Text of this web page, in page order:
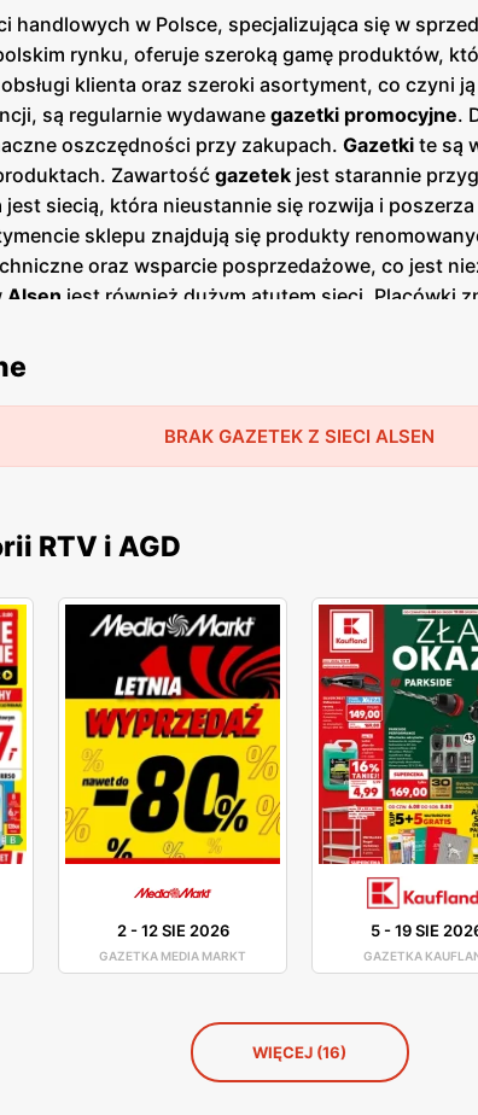
handlowych w Polsce, specjalizująca się w
rynku, oferuje szeroką gamę produktów,
klienta oraz szeroki asortyment, co czyni
są regularnie wydawane gazetki promocyjne.
oszczędności przy zakupach. Gazetki te są
Zawartość gazetek jest starannie
jest siecią, która nieustannie się rozwija i
sklepu znajdują się produkty
oraz wsparcie posprzedażowe, co jest
Alsen jest również dużym atutem sieci. Placówki
mając możliwość odwiedzenia placówek
i wsparcie lokalnych społeczności. Poprzez
gospodarki. Klienci mogą liczyć na atrakcyjne
BRAK GAZETEK Z SIECI ALSEN
RTV i AGD
2-12 SIE 2026
GAZETKA MEDIA MARKT
5-19 SIE
GAZETKA
WIĘCEJ (16)